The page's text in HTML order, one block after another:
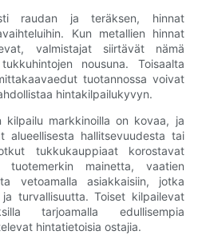
raudan ja teräksen, hinnat
Kun metallien hinnat
valmistajat siirtävät nämä
nousuna. Toisaalta
tuotannossa voivat
hintakilpailukyvyn.
kilpailu markkinoilla on kovaa, ja
alueellisesta hallitsevuudesta tai
tukkukauppiaat korostavat
tuotemerkin mainetta, vaatien
vetoamalla asiakkaisiin, jotka
turvallisuutta. Toiset kilpailevat
tarjoamalla edullisempia
hintatietoisia ostajia.